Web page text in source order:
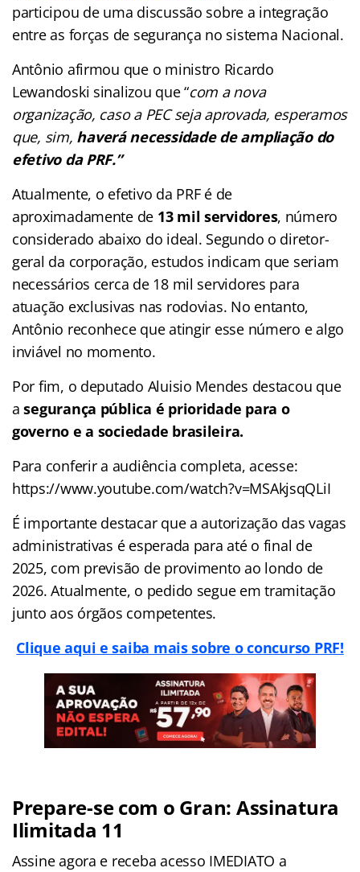
participou de uma discussão sobre a integração
entre as forças de segurança no sistema Nacional.
Antônio afirmou que o ministro Ricardo
Lewandoski sinalizou que “com a nova
organização, caso a PEC seja aprovada, esperamos
que, sim, haverá necessidade de ampliação do
efetivo da PRF.”
Atualmente, o efetivo da PRF é de
aproximadamente de 13 mil servidores, número
considerado abaixo do ideal. Segundo o diretor-
geral da corporação, estudos indicam que seriam
necessários cerca de 18 mil servidores para
atuação exclusivas nas rodovias. No entanto,
Antônio reconhece que atingir esse número e algo
inviável no momento.
Por fim, o deputado Aluisio Mendes destacou que
asegurança pública é prioridade para o
governo e a sociedade brasileira.
Para conferir a audiência completa, acesse:
https://www.youtube.com/watch?v=MSAkjsqQLiI
É importante destacar que a autorização das vagas
administrativas é esperada para até o final de
2025, com previsão de provimento ao londo de
2026. Atualmente, o pedido segue em tramitação
junto aos órgãos competentes.
Clique aqui e saiba mais sobre o concurso PRF!
Prepare-se com o Gran: Assinatura
Ilimitada 11
Assine agora e receba acesso IMEDIATO a